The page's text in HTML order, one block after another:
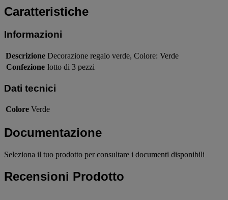
Caratteristiche
Informazioni
Descrizione Decorazione regalo verde, Colore: Verde
Confezione lotto di 3 pezzi
Dati tecnici
Colore Verde
Documentazione
Seleziona il tuo prodotto per consultare i documenti disponibili
Recensioni Prodotto